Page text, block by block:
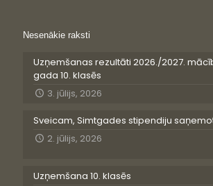
Nesenākie raksti
Uzņemšanas rezultāti 2026./2027.
gada 10. klasēs
3. jūlijs, 2026
Sveicam, Simtgades stipendiju
2. jūlijs, 2026
Uzņemšana 10. klasēs